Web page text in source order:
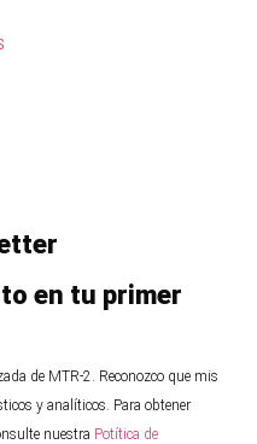
en tu primer
de MTR-2. Reconozco que mis
y analíticos. Para obtener
nuestra Potítica de